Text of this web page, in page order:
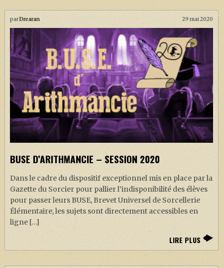
parDrearan 29 mai 2020
BUSE D’ARITHMANCIE – SESSION 2020
Dans le cadre du dispositif exceptionnel mis en place par la
Gazette du Sorcier pour pallier l’indisponibilité des élèves
pour passer leurs BUSE, Brevet Universel de Sorcellerie
Élémentaire, les sujets sont directement accessibles en
ligne […]
LIRE PLUS